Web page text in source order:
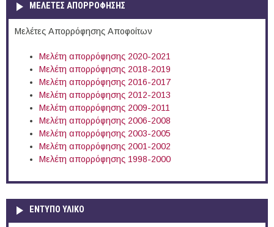
ΜΕΛΕΤΕΣ ΑΠΟΡΡΟΦΗΣΗΣ
Μελέτες Απορρόφησης Αποφοίτων
Μελέτη απορρόφησης 2020-2021
Μελέτη απορρόφησης 2018-2019
Μελέτη απορρόφησης 2016-2017
Μελέτη απορρόφησης 2012-2013
Μελέτη απορρόφησης 2009-2011
Μελέτη απορρόφησης 2006-2008
Μελέτη απορρόφησης 2003-2005
Μελέτη απορρόφησης 2001-2002
Μελέτη απορρόφησης 1998-2000
ΕΝΤΥΠΟ ΥΛΙΚΟ